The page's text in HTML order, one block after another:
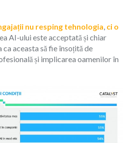
nu resping tehnologia ci o
AI-ului este acceptată și chiar
aceasta să fie însoțită de
și implicarea oamenilor în